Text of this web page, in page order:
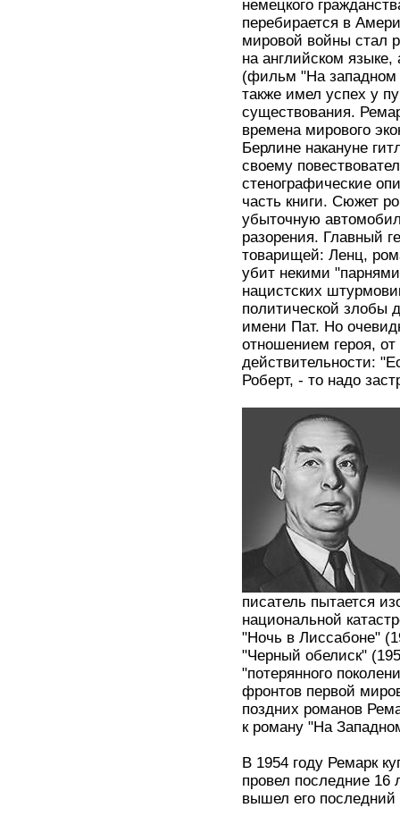
немецкого
перебирается в
мировой войны стал
на английском
(фильм "На западном
также имел успех у
существования.
времена мирового
Берлине накануне
своему
стенографические
часть книги. Сюжет
убыточную
разорения. Главный
товарищей: Ленц,
убит некими
нацистских
политической злобы
имени Пат. Но
отношением героя, от
действительности:
Роберт, - то надо
писатель пытается
национальной
"Ночь в Лиссабоне"
"Черный обелиск"
"потерянного
фронтов первой
поздних романов
к роману "На
В 1954 году Ремарк
провел последние 16
вышел его